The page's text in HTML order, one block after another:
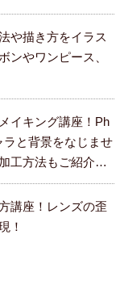
や描き方をイラス
ンやワンピース、
イキング講座！Ph
ラと背景をなじませ
工方法もご紹介し
講座！レンズの歪
！